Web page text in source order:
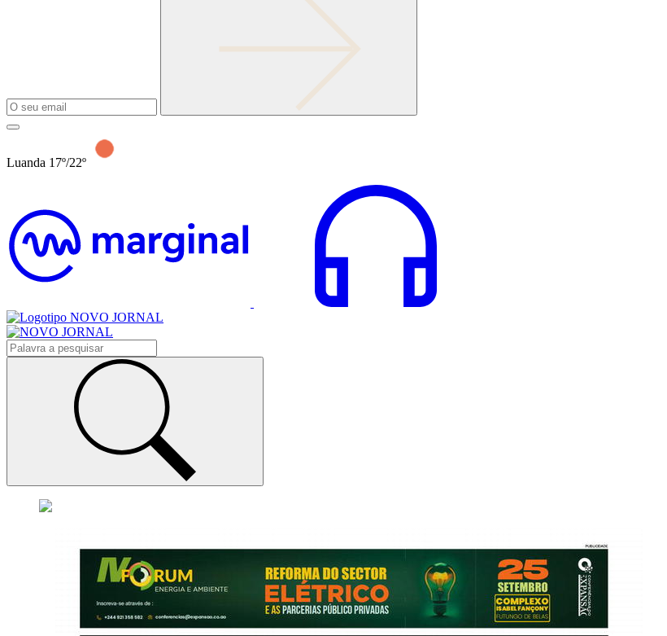
Luanda 17º/22º